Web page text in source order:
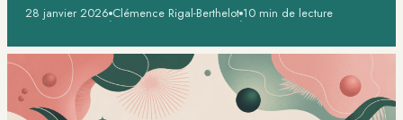
28 janvier 2026·Clémence Rigal-Berthelot·10 min de lecture